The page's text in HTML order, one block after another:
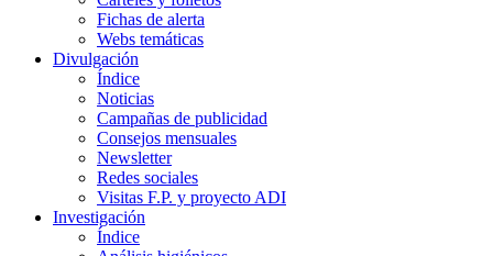
Fichas de alerta
Webs temáticas
Divulgación
Índice
Noticias
Campañas de publicidad
Consejos mensuales
Newsletter
Redes sociales
Visitas F.P. y proyecto ADI
Investigación
Índice